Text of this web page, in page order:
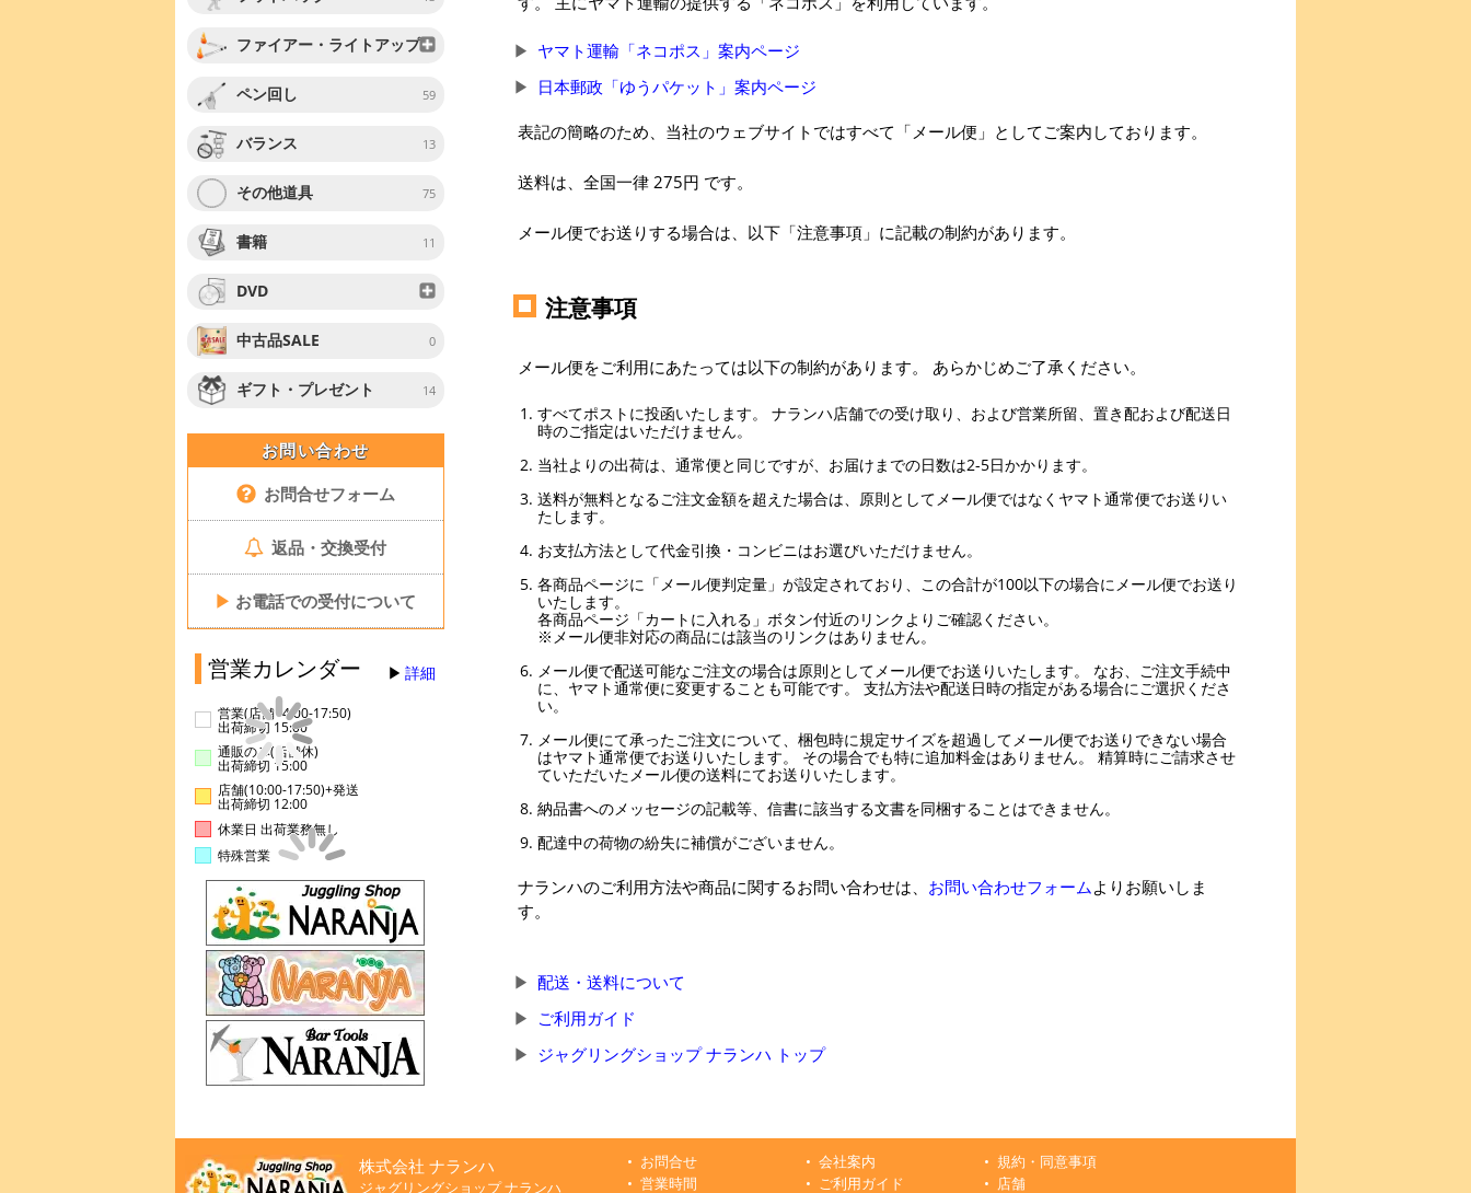
ファイアー・ライトアップ
ペン回し 59
バランス 13
その他道具 75
書籍 11
DVD
中古品SALE 0
ギフト・プレゼント 14
お問い合わせ
お問合せフォーム
返品・交換受付
▶ お電話での受付について
営業カレンダー 詳細
営業(店舗14:00-17:50)
出荷締切 15:00
通販のみ(店舗休)
出荷締切 15:00
店舗(10:00-17:50)+発送
出荷締切 12:00
休業日 出荷業務無し
特殊営業
ヤマト運輸「ネコポス」案内ページ
日本郵政「ゆうパケット」案内ページ
表記の簡略のため、当社のウェブサイトではすべて「メール便」としてご案内しております。
送料は、全国一律 275円 です。
メール便でお送りする場合は、以下「注意事項」に記載の制約があります。
注意事項
メール便をご利用にあたっては以下の制約があります。 あらかじめご了承ください。
すべてポストに投函いたします。 ナランハ店舗での受け取り、および営業所留、置き配および配送日
時のご指定はいただけません。
当社よりの出荷は、通常便と同じですが、お届けまでの日数は2-5日かかります。
送料が無料となるご注文金額を超えた場合は、原則としてメール便ではなくヤマト通常便でお送りい
たします。
お支払方法として代金引換・コンビニはお選びいただけません。
各商品ページに「メール便判定量」が設定されており、この合計が100以下の場合にメール便でお送り
いたします。
各商品ページ「カートに入れる」ボタン付近のリンクよりご確認ください。
※メール便非対応の商品には該当のリンクはありません。
メール便で配送可能なご注文の場合は原則としてメール便でお送りいたします。 なお、ご注文手続中
に、ヤマト通常便に変更することも可能です。 支払方法や配送日時の指定がある場合にご選択くださ
い。
メール便にて承ったご注文について、梱包時に規定サイズを超過してメール便でお送りできない場合
はヤマト通常便でお送りいたします。 その場合でも特に追加料金はありません。 精算時にご請求させ
ていただいたメール便の送料にてお送りいたします。
納品書へのメッセージの記載等、信書に該当する文書を同梱することはできません。
配達中の荷物の紛失に補償がございません。
ナランハのご利用方法や商品に関するお問い合わせは、 お問い合わせフォームよりお願いしま
す。
配送・送料について
ご利用ガイド
ジャグリングショップ ナランハ トップ
株式会社 ナランハ
ジャグリングショップ ナランハ
お問合せ 会社案内
規約・同意事項
営業時間
ご利用ガイド 店舗